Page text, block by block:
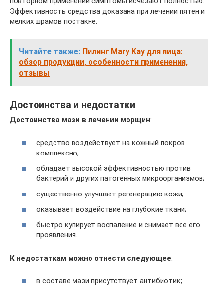
Эффективность средства доказана при лечении пятен и
мелких шрамов постакне.
Читайте также: Пилинг Mary Kay для лица:
обзор продукции, особенности применения,
отзывы
Достоинства и недостатки
Достоинства мази в лечении морщин:
средство воздействует на кожный покров
комплексно;
обладает высокой эффективностью против
бактерий и других патогенных микроорганизмов;
существенно улучшает регенерацию кожи;
оказывает воздействие на глубокие ткани;
быстро купирует воспаление и снимает все его
проявления.
К недостаткам можно отнести следующее:
в составе мази присутствует антибиотик;